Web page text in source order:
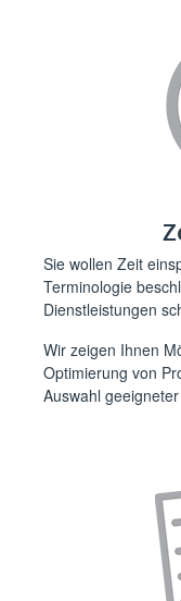
Sie wollen Zeit
Terminologie
Dienstleistungen
Wir zeigen Ihnen
Optimierung von
Auswahl